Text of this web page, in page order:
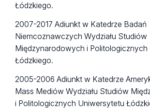
Łódzkiego.
2007-2017 Adiunkt w Katedrze Badań
Niemcoznawczych Wydziału Studiów
Międzynarodowych i Politologicznych
Łódzkiego.
2005-2006 Adiunkt w Katedrze
Mass Mediów Wydziału Studiów
i Politologicznych Uniwersytetu